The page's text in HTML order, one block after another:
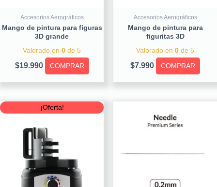
Accesorios Aerográficos
Mango de pintura para figuras
3D grande
Valorado en 0 de 5
$19.990 COMPRAR
Accesorios Aerográficos
Mango de pintura para
figuritas 3D
Valorado en 0 de 5
$7.990 COMPRAR
¡Oferta!Original
price
Current
price